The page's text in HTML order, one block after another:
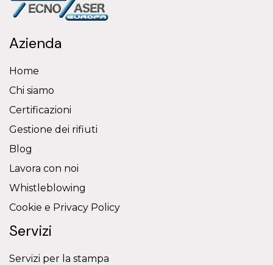
Azienda
Home
Chi siamo
Certificazioni
Gestione dei rifiuti
Blog
Lavora con noi
Whistleblowing
Cookie e Privacy Policy
Servizi
Servizi per la stampa